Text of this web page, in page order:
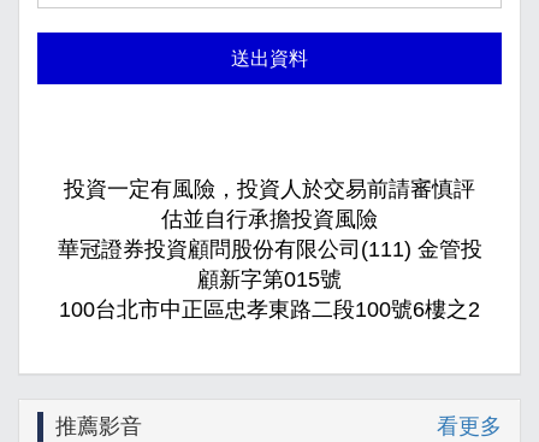
送出資料
投資一定有風險，投資人於交易前請審慎評
估並自行承擔投資風險
華冠證券投資顧問股份有限公司(111) 金管投
顧新字第015號
100台北市中正區忠孝東路二段100號6樓之2
推薦影音 看更多